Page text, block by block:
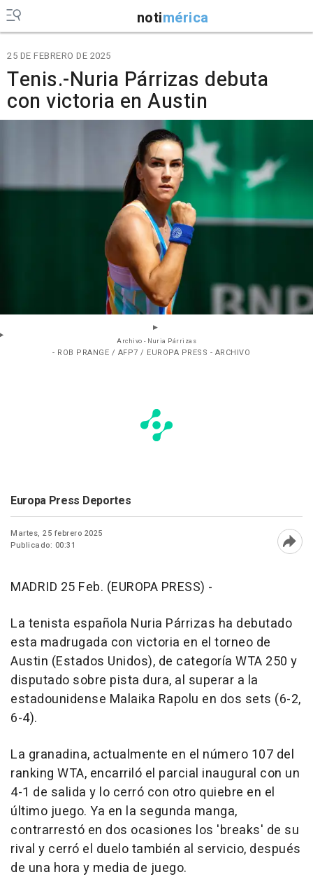
notimérica
25 DE FEBRERO DE 2025
Tenis.-Nuria Párrizas debuta
con victoria en Austin
Archivo - Nuria Párrizas
- ROB PRANGE / AFP7 / EUROPA PRESS - ARCHIVO
Europa Press Deportes
Martes, 25 febrero 2025
Publicado: 00:31
MADRID 25 Feb. (EUROPA PRESS) -
La tenista española Nuria Párrizas ha debutado
esta madrugada con victoria en el torneo de
Austin (Estados Unidos), de categoría WTA 250 y
disputado sobre pista dura, al superar a la
estadounidense Malaika Rapolu en dos sets (6-2,
6-4).
La granadina, actualmente en el número 107 del
ranking WTA, encarriló el parcial inaugural con un
4-1 de salida y lo cerró con otro quiebre en el
último juego. Ya en la segunda manga,
contrarrestó en dos ocasiones los 'breaks' de su
rival y cerró el duelo también al servicio, después
de una hora y media de juego.